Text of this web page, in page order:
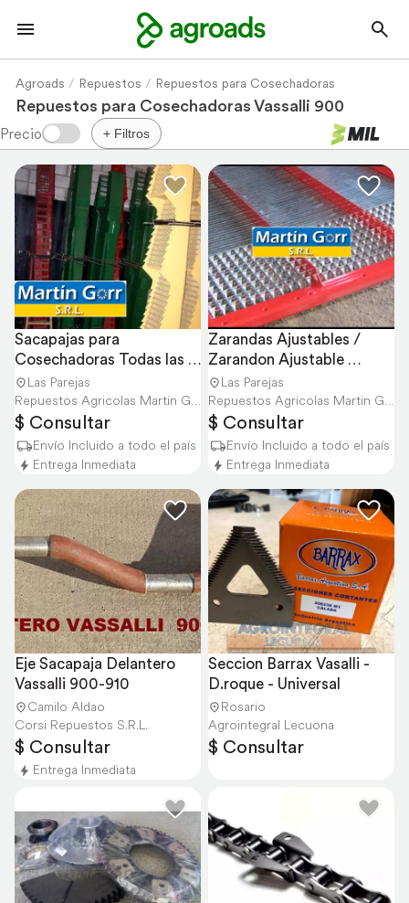
Agroads Repuestos Repuestos para Cosechadoras
Repuestos para Cosechadoras Vassalli 900
+ Filtros
Sacapajas para
Cosechadoras Todas las
Marcas Consúltanos
Las Parejas
Repuestos Agricolas Martin Gorr S.R.L.
$ Consultar
Envío Incluido a todo el país
Entrega Inmediata
Zarandas Ajustables /
Zarandon Ajustable
Consúltanos
Las Parejas
Repuestos Agricolas Martin Gorr S.R.L.
$ Consultar
Envío Incluido a todo el país
Entrega Inmediata
Eje Sacapaja Delantero
Vassalli 900-910
Camilo Aldao
Corsi Repuestos S.R.L.
$ Consultar
Entrega Inmediata
Seccion Barrax Vasalli -
D.roque - Universal
Rosario
Agrointegral Lecuona
$ Consultar